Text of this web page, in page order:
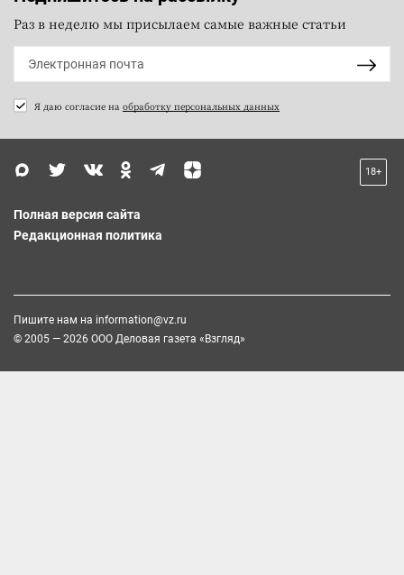
Раз в неделю мы присылаем самые важные статьи
Я даю согласие на обработку персональных данных
18+
Полная версия сайта
Редакционная политика
Пишите нам на information@vz.ru
© 2005 — 2026 ООО Деловая газета «Взгляд»